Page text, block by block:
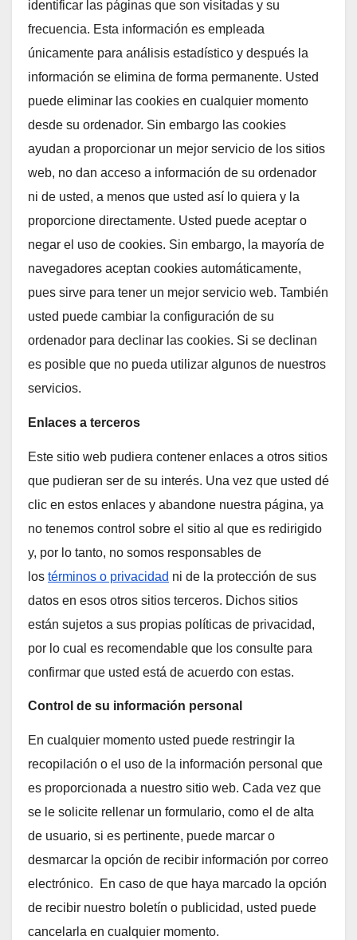
identificar las páginas que son visitadas y su
frecuencia. Esta información es empleada
únicamente para análisis estadístico y después la
información se elimina de forma permanente. Usted
puede eliminar las cookies en cualquier momento
desde su ordenador. Sin embargo las cookies
ayudan a proporcionar un mejor servicio de los sitios
web, no dan acceso a información de su ordenador
ni de usted, a menos que usted así lo quiera y la
proporcione directamente. Usted puede aceptar o
negar el uso de cookies. Sin embargo, la mayoría de
navegadores aceptan cookies automáticamente,
pues sirve para tener un mejor servicio web. También
usted puede cambiar la configuración de su
ordenador para declinar las cookies. Si se declinan
es posible que no pueda utilizar algunos de nuestros
servicios.
Enlaces a terceros
Este sitio web pudiera contener enlaces a otros sitios
que pudieran ser de su interés. Una vez que usted dé
clic en estos enlaces y abandone nuestra página, ya
no tenemos control sobre el sitio al que es redirigido
y, por lo tanto, no somos responsables de
los términos o privacidad ni de la protección de sus
datos en esos otros sitios terceros. Dichos sitios
están sujetos a sus propias políticas de privacidad,
por lo cual es recomendable que los consulte para
confirmar que usted está de acuerdo con estas.
Control de su información personal
En cualquier momento usted puede restringir la
recopilación o el uso de la información personal que
es proporcionada a nuestro sitio web. Cada vez que
se le solicite rellenar un formulario, como el de alta
de usuario, si es pertinente, puede marcar o
desmarcar la opción de recibir información por correo
electrónico. En caso de que haya marcado la opción
de recibir nuestro boletín o publicidad, usted puede
cancelarla en cualquier momento.